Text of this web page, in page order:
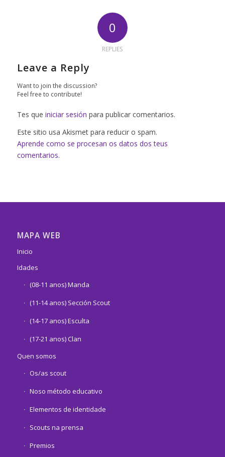
0
REPLIES
Leave a Reply
Want to join the discussion?
Feel free to contribute!
Tes que iniciar sesión para publicar comentarios.
Este sitio usa Akismet para reducir o spam.
Aprende como se procesan os datos dos teus
comentarios.
MAPA WEB
Inicio
Idades
(08-11 anos) Manda
(11-14 anos) Sección Scout
(14-17 anos) Esculta
(17-21 anos) Clan
Quen somos
Os/as scout
Noso método educativo
Elementos de identidade
Scouts na prensa
Premios